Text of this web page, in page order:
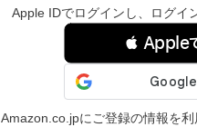
Apple IDでログインし、ログイ
 Apple
Amazon.co.jpにご登録の情報を